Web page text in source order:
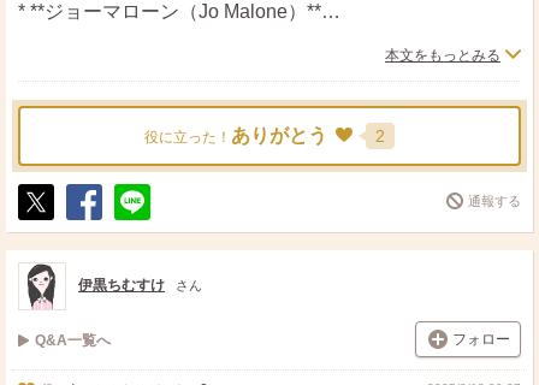
* **ジョーマローン（Jo Malone）**
＆マンダリン」は爽やかで大人っぽく、重くならず使いや
すいです。
* **ブルガリ プールオム**
・グリーン系の香りで清潔感があり、ビジネスでもカジュ
アルでも馴染みやすいです。
* **イソップ パルファムシリーズ**
りで、爽やかさと大人っぽさのバランスが絶妙です。
* **メゾン フランシス クルジャン**
・「アクア ユニヴェルサリス」や「アクア センティエ
ル」などはフレッシュで軽やか、でも上品で大人っぽい印
本文をもっとみる
役に立った！ ありがとう 2
ポ
ス
ト
シ
ェ
送
る
通報する
伊黒ちむすけ さん
Q&A一覧へ フォロー